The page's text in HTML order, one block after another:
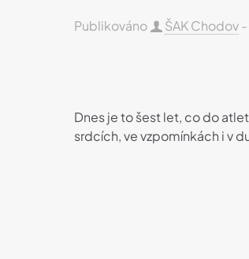
Publikováno ŠAK Chodov-
Dnes je to šest let, co do
srdcích, ve vzpomínkách i v